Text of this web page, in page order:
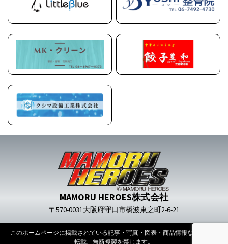
MAMORU HEROES株式会社
〒570-0031大阪府守口市橋波東之町2-6-21
このホームページに掲載されている記事・写真・図表・商品情報などの無断
転載、無断複製を禁じます。